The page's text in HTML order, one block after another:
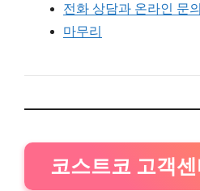
전화 상담과 온라인 문
마무리
코스트코 고객